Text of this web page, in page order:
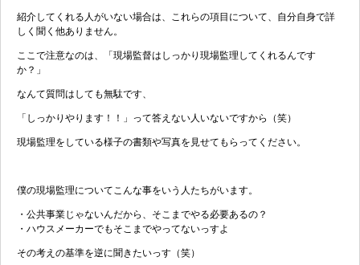
紹介してくれる人がいない場合は、これらの項目について、自分自身で詳
しく聞く他ありません。
ここで注意なのは、「現場監督はしっかり現場監理してくれるんです
か？」
なんて質問はしても無駄です、
「しっかりやります！！」って答えない人いないですから（笑）
現場監理をしている様子の書類や写真を見せてもらってください。
僕の現場監理についてこんな事をいう人たちがいます。
・公共事業じゃないんだから、そこまでやる必要あるの？
・ハウスメーカーでもそこまでやってないっすよ
その考えの基準を逆に聞きたいっす（笑）